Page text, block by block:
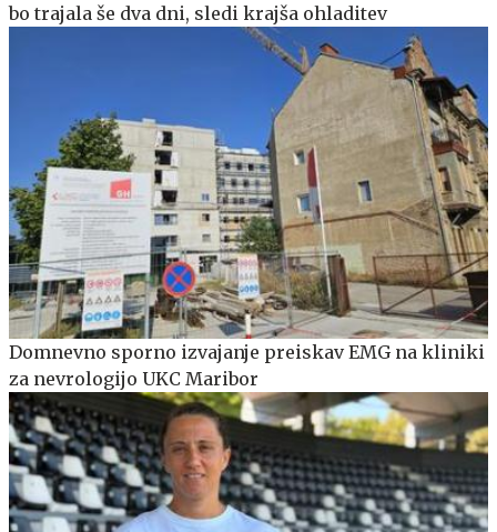
bo trajala še dva dni, sledi krajša ohladitev
Domnevno sporno izvajanje preiskav EMG na kliniki
za nevrologijo UKC Maribor